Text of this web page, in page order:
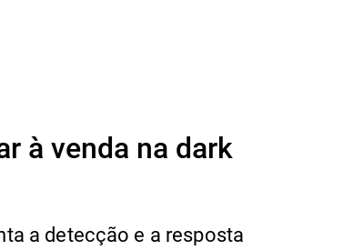
à venda na dark
a detecção e a resposta